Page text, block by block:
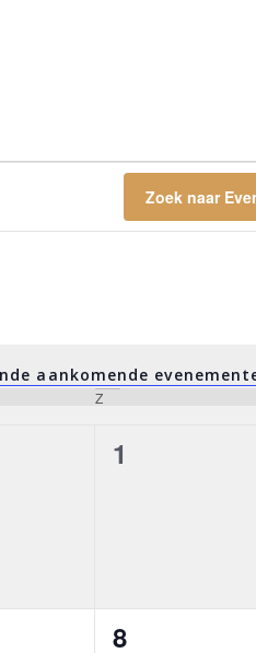
aankomende
Zoek naar
Zzaterdag
0
1
0
8